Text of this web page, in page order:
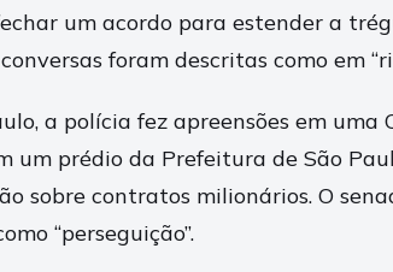
um acordo para estender a
foram descritas como em
a polícia fez apreensões em
um prédio da Prefeitura de São
sobre contratos milionários. O
“perseguição”.